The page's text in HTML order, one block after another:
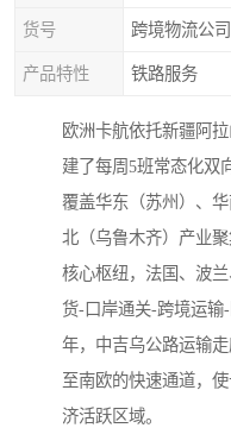
货号 跨境物流公
产品特性 铁路服务
欧洲卡航依托新疆阿
建了每周5班常态化双
覆盖华东（苏州）、
北（乌鲁木齐）产业
核心枢纽，法国、波
货-口岸通关-跨境运输
年，中吉乌公路运输
至南欧的快速通道，
济活跃区域。